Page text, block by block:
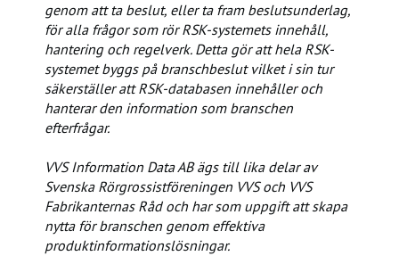
genom att ta beslut, eller ta fram beslutsunderlag,
för alla frågor som rör RSK-systemets innehåll,
hantering och regelverk. Detta gör att hela RSK-
systemet byggs på branschbeslut vilket i sin tur
säkerställer att RSK-databasen innehåller och
hanterar den information som branschen
efterfrågar.
VVS Information Data AB ägs till lika delar av
Svenska Rörgrossistföreningen VVS och VVS
Fabrikanternas Råd och har som uppgift att skapa
nytta för branschen genom effektiva
produktinformationslösningar.